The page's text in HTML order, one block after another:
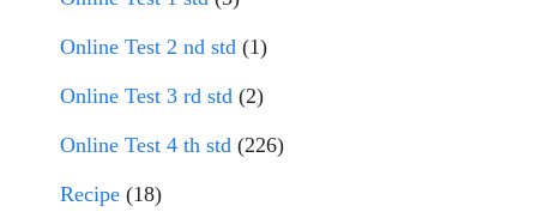
Online Test 2 nd std (1)
Online Test 3 rd std (2)
Online Test 4 th std (226)
Recipe (18)